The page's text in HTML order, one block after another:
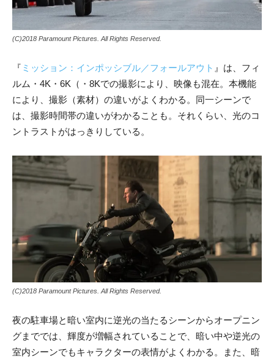
(C)2018 Paramount Pictures. All Rights Reserved.
『 ミッション：インポッシブル／フォールアウト 』は、フィ
ルム・4K・6K（・8Kでの撮影により、映像も混在。本機能
により、撮影（素材）の違いがよくわかる。同一シーンで
は、撮影時間帯の違いがわかることも。それくらい、光のコ
ントラストがはっきりしている。
(C)2018 Paramount Pictures. All Rights Reserved.
夜の駐車場と暗い室内に逆光の当たるシーンからオープニン
グまででは、輝度が増幅されていることで、暗い中や逆光の
室内シーンでもキャラクターの表情がよくわかる。また、暗